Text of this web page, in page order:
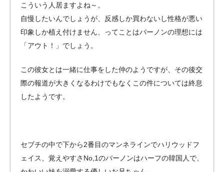
こういう人居ますよね～。
自慢したいんでしょうが、反感しか買わないし性格が悪い
印象しか植え付けません、ってことはバーノンの理想には
「アウト！」でしょう。
この彼女とは一緒に仕事をした仲のようですが、その後交
際の報道が大きくなるわけでもなくこの件については終息
したようです。
セブチの中で下から2番目のマンネラインでハリウッドフ
ェイス、覚えやすさNo,1のバーノンはハーフの韓国人で、